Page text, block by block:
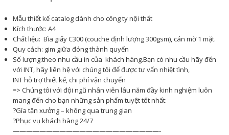
Mẫu thiết kế catalog dành cho công ty nội thất
Kích thước: A4
Chất liệu: Bìa giấy C300 (couche định lượng 300gsm), cán mờ 1 mặt.
Quy cách: gim giữa đóng thành quyển
Số lượng:theo nhu cầu in của khách hàng.Bạn có nhu cầu hãy đến
với INT, hãy liên hệ với chúng tôi để được tư vấn nhiệt tình,
INT hỗ trợ thiết kế, chi phí vận chuyển
=> Chúng tôi với đội ngũ nhân viên lâu năm đầy kinh nghiệm luôn
mang đến cho bạn những sản phẩm tuyệt tốt nhất:
?Gía tận xưởng – không qua trung gian
?Phục vụ khách hàng 24/7
——————————————————————-